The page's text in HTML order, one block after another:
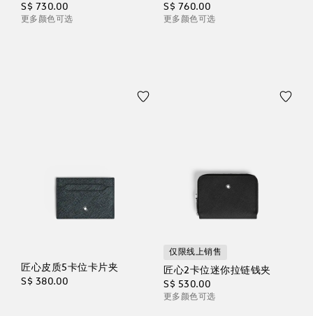
S$ 730.00
更多颜色可选
S$ 760.00
更多颜色可选
匠心皮质5卡位卡片夹
S$ 380.00
仅限线上销售
匠心2卡位迷你拉链钱夹
S$ 530.00
更多颜色可选